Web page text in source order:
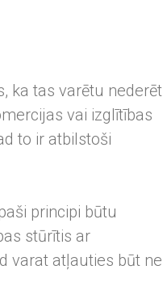
ka tas varētu nederēt
vai izglītības
to ir atbilstoši
principi būtu
stūrītis ar
varat atļauties būt ne